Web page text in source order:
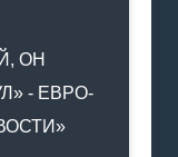
ОН
- ЕВРО-